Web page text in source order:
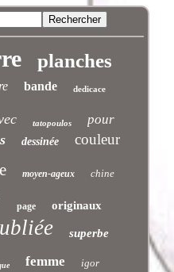
planches
bande dedicace
tatopoulos pour
dessinée couleur
moyen-ageux chine
page originaux
superbe
femme igor